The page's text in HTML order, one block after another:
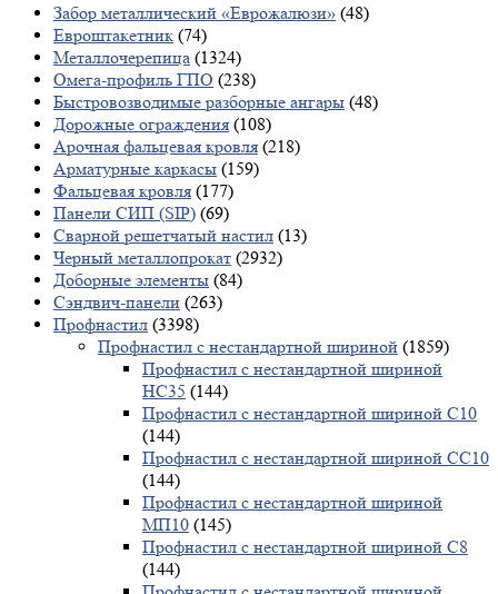
Забор металлический «Еврожалюзи» (48)
Евроштакетник (74)
Металлочерепица (1324)
Омега-профиль ГПО (238)
Быстровозводимые разборные ангары (48)
Дорожные ограждения (108)
Арочная фальцевая кровля (218)
Арматурные каркасы (159)
Фальцевая кровля (177)
Панели СИП (SIP) (69)
Сварной решетчатый настил (13)
Черный металлопрокат (2932)
Доборные элементы (84)
Сэндвич-панели (263)
Профнастил (3398)
Профнастил с нестандартной шириной (1859)
Профнастил с нестандартной шириной
НС35 (144)
Профнастил с нестандартной шириной С10
(144)
Профнастил с нестандартной шириной СС10
(144)
Профнастил с нестандартной шириной
МП10 (145)
Профнастил с нестандартной шириной С8
(144)